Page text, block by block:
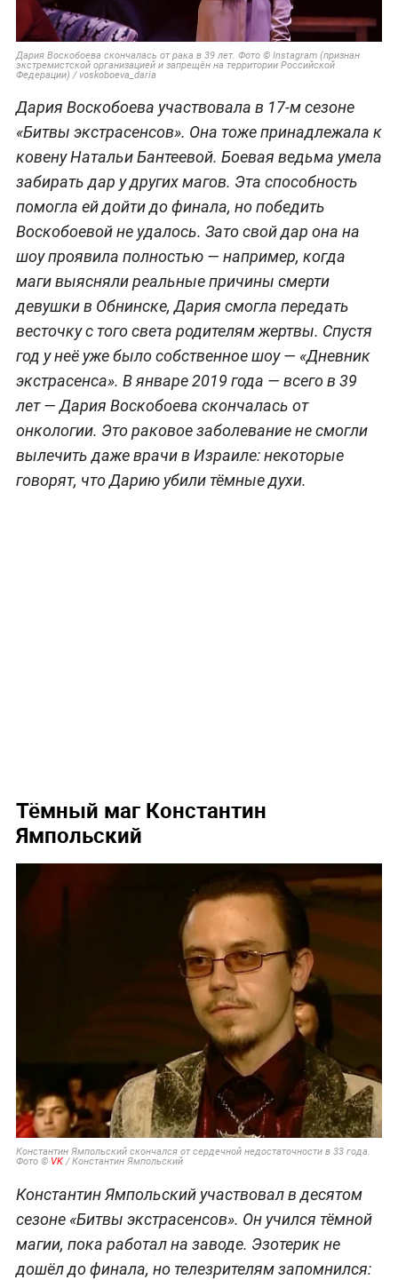
Дария Воскобоева скончалась от рака в 39 лет. Фото © Instagram (признан
экстремистской организацией и запрещён на территории Российской
Федерации) / voskoboeva_daria
Дария Воскобоева участвовала в 17-м сезоне
«Битвы экстрасенсов». Она тоже принадлежала к
ковену Натальи Бантеевой. Боевая ведьма умела
забирать дар у других магов. Эта способность
помогла ей дойти до финала, но победить
Воскобоевой не удалось. Зато свой дар она на
шоу проявила полностью — например, когда
маги выясняли реальные причины смерти
девушки в Обнинске, Дария смогла передать
весточку с того света родителям жертвы. Спустя
год у неё уже было собственное шоу — «Дневник
экстрасенса». В январе 2019 года — всего в 39
лет — Дария Воскобоева скончалась от
онкологии. Это раковое заболевание не смогли
вылечить даже врачи в Израиле: некоторые
говорят, что Дарию убили тёмные духи.
Тёмный маг Константин
Ямпольский
Константин Ямпольский скончался от сердечной недостаточности в 33 года.
Фото © VK/ Константин Ямпольский
Константин Ямпольский участвовал в десятом
сезоне «Битвы экстрасенсов». Он учился тёмной
магии, пока работал на заводе. Эзотерик не
дошёл до финала, но телезрителям запомнился: